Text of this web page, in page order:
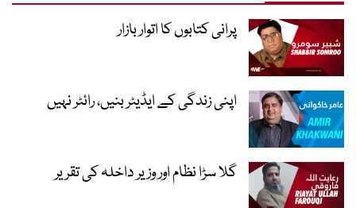
پرانی کتابوں کا اتوار بازار
اپنی زندگی کے ایڈیٹر بنیں، رائٹر نہیں
گلا سڑا نظام اور وزیر داخلہ کی تقریر